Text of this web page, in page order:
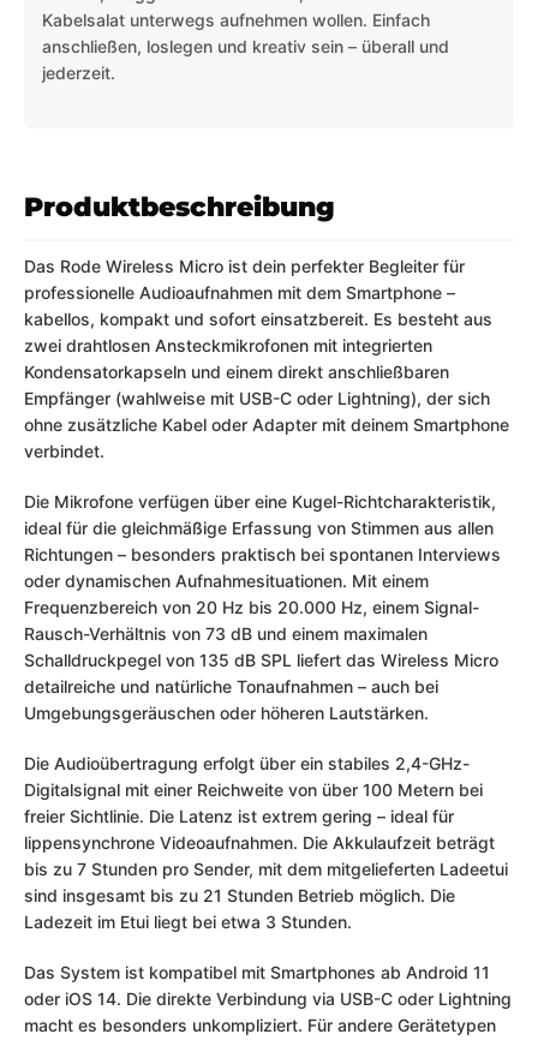
Kabelsalat unterwegs aufnehmen wollen. Einfach
anschließen, loslegen und kreativ sein – überall und
jederzeit.
Produktbeschreibung
Das Rode Wireless Micro ist dein perfekter Begleiter für
professionelle Audioaufnahmen mit dem Smartphone –
kabellos, kompakt und sofort einsatzbereit. Es besteht aus
zwei drahtlosen Ansteckmikrofonen mit integrierten
Kondensatorkapseln und einem direkt anschließbaren
Empfänger (wahlweise mit USB-C oder Lightning), der sich
ohne zusätzliche Kabel oder Adapter mit deinem Smartphone
verbindet.
Die Mikrofone verfügen über eine Kugel-Richtcharakteristik,
ideal für die gleichmäßige Erfassung von Stimmen aus allen
Richtungen – besonders praktisch bei spontanen Interviews
oder dynamischen Aufnahmesituationen. Mit einem
Frequenzbereich von 20 Hz bis 20.000 Hz, einem Signal-
Rausch-Verhältnis von 73 dB und einem maximalen
Schalldruckpegel von 135 dB SPL liefert das Wireless Micro
detailreiche und natürliche Tonaufnahmen – auch bei
Umgebungsgeräuschen oder höheren Lautstärken.
Die Audioübertragung erfolgt über ein stabiles 2,4-GHz-
Digitalsignal mit einer Reichweite von über 100 Metern bei
freier Sichtlinie. Die Latenz ist extrem gering – ideal für
lippensynchrone Videoaufnahmen. Die Akkulaufzeit beträgt
bis zu 7 Stunden pro Sender, mit dem mitgelieferten Ladeetui
sind insgesamt bis zu 21 Stunden Betrieb möglich. Die
Ladezeit im Etui liegt bei etwa 3 Stunden.
Das System ist kompatibel mit Smartphones ab Android 11
oder iOS 14. Die direkte Verbindung via USB-C oder Lightning
macht es besonders unkompliziert. Für andere Gerätetypen